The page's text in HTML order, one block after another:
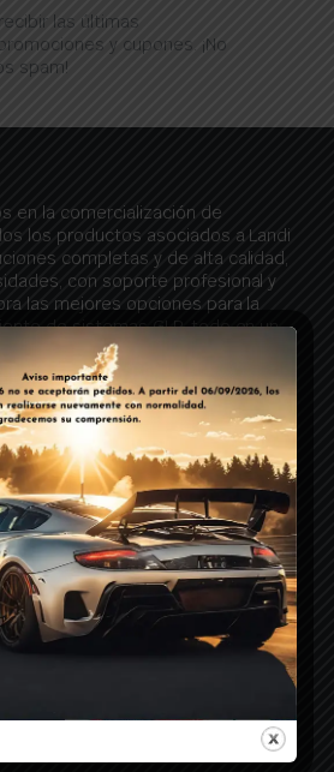
las últimas
y cupones. ¡No
spam!
en la comercialización de
los productos asociados a Landi
completas y de alta calidad,
con soporte profesional y
las mejores opciones para la
de sistemas GLP, todo en un
18:30